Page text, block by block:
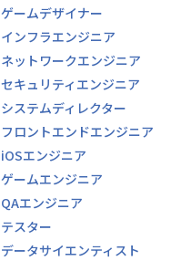
ゲームデザイナー
インフラエンジニア
ネットワークエンジニア
セキュリティエンジニア
システムディレクター
フロントエンドエンジニア
iOSエンジニア
ゲームエンジニア
QAエンジニア
テスター
データサイエンティスト